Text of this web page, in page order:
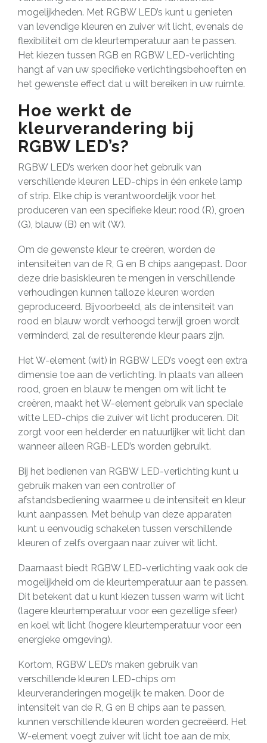
mogelijkheden. Met RGBW LED’s kunt u genieten
van levendige kleuren en zuiver wit licht, evenals de
flexibiliteit om de kleurtemperatuur aan te passen.
Het kiezen tussen RGB en RGBW LED-verlichting
hangt af van uw specifieke verlichtingsbehoeften en
het gewenste effect dat u wilt bereiken in uw ruimte.
Hoe werkt de
kleurverandering bij
RGBW LED’s?
RGBW LED’s werken door het gebruik van
verschillende kleuren LED-chips in één enkele lamp
of strip. Elke chip is verantwoordelijk voor het
produceren van een specifieke kleur: rood (R), groen
(G), blauw (B) en wit (W).
Om de gewenste kleur te creëren, worden de
intensiteiten van de R, G en B chips aangepast. Door
deze drie basiskleuren te mengen in verschillende
verhoudingen kunnen talloze kleuren worden
geproduceerd. Bijvoorbeeld, als de intensiteit van
rood en blauw wordt verhoogd terwijl groen wordt
verminderd, zal de resulterende kleur paars zijn.
Het W-element (wit) in RGBW LED’s voegt een extra
dimensie toe aan de verlichting. In plaats van alleen
rood, groen en blauw te mengen om wit licht te
creëren, maakt het W-element gebruik van speciale
witte LED-chips die zuiver wit licht produceren. Dit
zorgt voor een helderder en natuurlijker wit licht dan
wanneer alleen RGB-LED’s worden gebruikt.
Bij het bedienen van RGBW LED-verlichting kunt u
gebruik maken van een controller of
afstandsbediening waarmee u de intensiteit en kleur
kunt aanpassen. Met behulp van deze apparaten
kunt u eenvoudig schakelen tussen verschillende
kleuren of zelfs overgaan naar zuiver wit licht.
Daarnaast biedt RGBW LED-verlichting vaak ook de
mogelijkheid om de kleurtemperatuur aan te passen.
Dit betekent dat u kunt kiezen tussen warm wit licht
(lagere kleurtemperatuur voor een gezellige sfeer)
en koel wit licht (hogere kleurtemperatuur voor een
energieke omgeving).
Kortom, RGBW LED’s maken gebruik van
verschillende kleuren LED-chips om
kleurveranderingen mogelijk te maken. Door de
intensiteit van de R, G en B chips aan te passen,
kunnen verschillende kleuren worden gecreëerd. Het
W-element voegt zuiver wit licht toe aan de mix,